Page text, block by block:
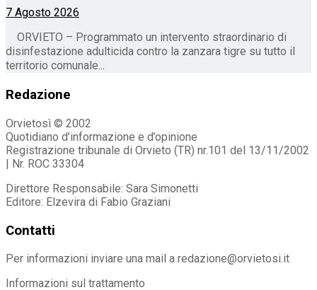
7 Agosto 2026
ORVIETO – Programmato un intervento straordinario di
disinfestazione adulticida contro la zanzara tigre su tutto il
territorio comunale...
Redazione
Orvietosì © 2002
Quotidiano d’informazione e d’opinione
Registrazione tribunale di Orvieto (TR) nr.101 del 13/11/2002
| Nr. ROC 33304
Direttore Responsabile: Sara Simonetti
Editore: Elzevira di Fabio Graziani
Contatti
Per informazioni inviare una mail a redazione@orvietosi.it
Informazioni sul trattamento